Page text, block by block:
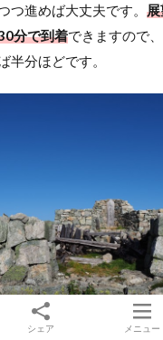
つ進めば大丈夫です。 展
分で到着できますので
半分ほどです。
シェア メニュー